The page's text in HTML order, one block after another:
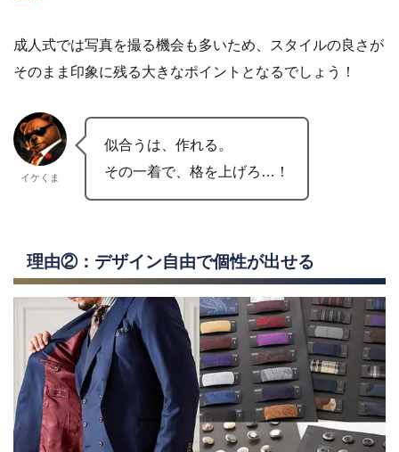
成人式では写真を撮る機会も多いため、スタイルの良さが
そのまま印象に残る大きなポイントとなるでしょう！
イケくま
似合うは、作れる。
その一着で、格を上げろ…！
理由②：デザイン自由で個性が出せる